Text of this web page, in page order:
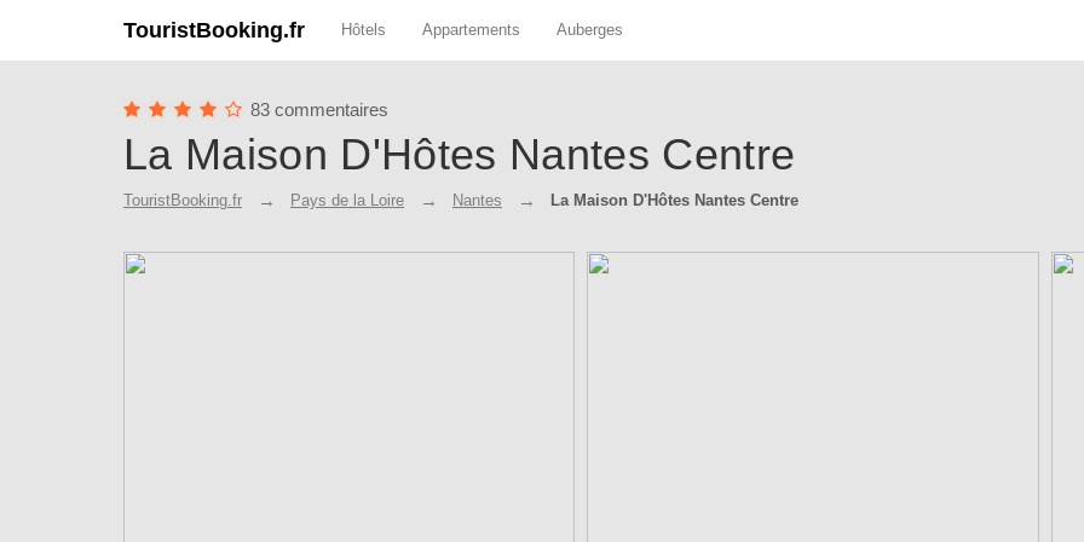
TouristBooking.fr Hôtels Appartements Auberges
83 commentaires
La Maison D'Hôtes Nantes Centre
TouristBooking.fr Pays de la Loire Nantes La Maison D'Hôtes Nantes Centre